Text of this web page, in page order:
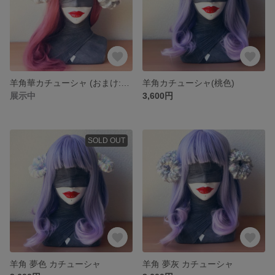
展示中
羊角カチューシャ(桃色)
3,600円
SOLD OUT
羊角 夢色 カチューシャ
羊角 夢灰 カチューシャ